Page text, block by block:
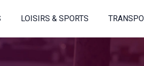
LOISIRS & SPORTS